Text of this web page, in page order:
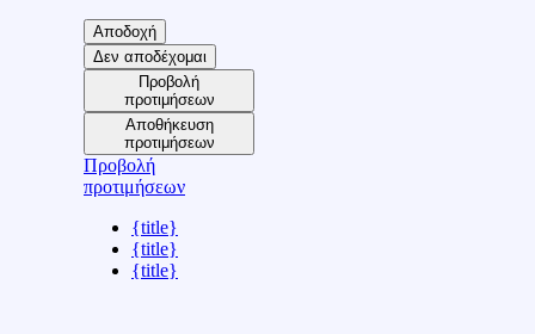
Αποδοχή
Δεν αποδέχομαι
Προβολή
προτιμήσεων
Αποθήκευση
προτιμήσεων
Προβολή
προτιμήσεων
{title}
{title}
{title}